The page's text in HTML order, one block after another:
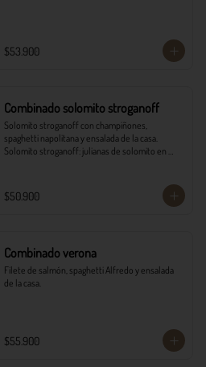
$53.900
Combinado solomito stroganoff
Solomito stroganoff con champiñones,
spaghetti napolitana y ensalada de la casa.
Solomito stroganoff: julianas de solomito en
$50.900
Combinado verona
Filete de salmón, spaghetti Alfredo y ensalada
de la casa.
$55.900